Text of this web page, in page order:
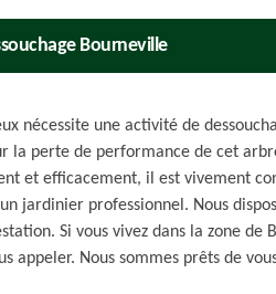
Bourneville
nécessite une activité de
la perte de performance de cet
et efficacement, il est vivement
un jardinier professionnel. Nous
Si vous vivez dans la zone de
appeler. Nous sommes prêts de